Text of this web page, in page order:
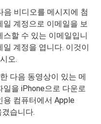
음 비디오를 메시지에 첨
계정으로 이메일을 보
할 수 있는 이메일입니
계정을 엽니다. 이것이
오.
다음 동영상이 있는 메
을 iPhone으로 다운로
용 컴퓨터에서 Apple
습니다.